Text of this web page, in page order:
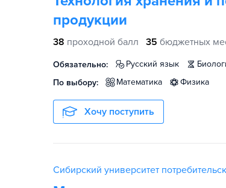
продукции
38 проходной балл 35 бюджетных
Обязательно: русский язык
По выбору:
математика физика
Хочу поступить
Сибирский университет